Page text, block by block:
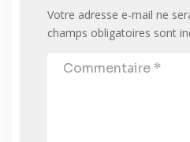
Votre adresse e-mail ne
champs obligatoires sont